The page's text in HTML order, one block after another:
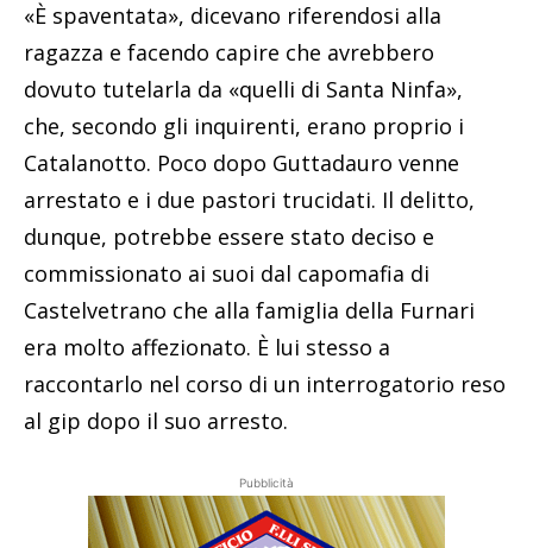
«È spaventata», dicevano riferendosi alla
ragazza e facendo capire che avrebbero
dovuto tutelarla da «quelli di Santa Ninfa»,
che, secondo gli inquirenti, erano proprio i
Catalanotto. Poco dopo Guttadauro venne
arrestato e i due pastori trucidati. Il delitto,
dunque, potrebbe essere stato deciso e
commissionato ai suoi dal capomafia di
Castelvetrano che alla famiglia della Furnari
era molto affezionato. È lui stesso a
raccontarlo nel corso di un interrogatorio reso
al gip dopo il suo arresto.
Pubblicità